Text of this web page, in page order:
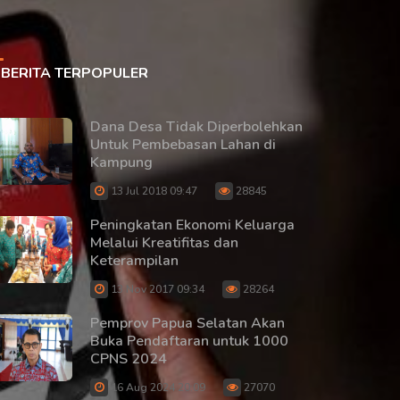
BERITA TERPOPULER
Dana Desa Tidak Diperbolehkan
Untuk Pembebasan Lahan di
Kampung
13 Jul 2018 09:47 28845
Peningkatan Ekonomi Keluarga
Melalui Kreatifitas dan
Keterampilan
13 Nov 2017 09:34 28264
Pemprov Papua Selatan Akan
Buka Pendaftaran untuk 1000
CPNS 2024
16 Aug 2024 20:09 27070